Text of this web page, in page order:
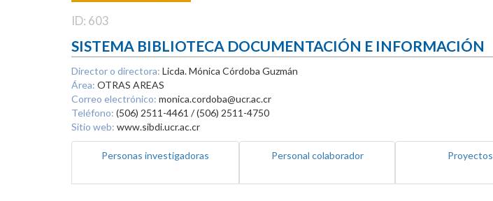
ID: 603
SISTEMA BIBLIOTECA DOCUMENTACIÓN E INFORMACIÓN
Director o directora: Licda. Mónica Córdoba Guzmán
Área: OTRAS AREAS
Correo electrónico: monica.cordoba@ucr.ac.cr
Teléfono: (506) 2511-4461 / (506) 2511-4750
Sitio web: www.sibdi.ucr.ac.cr
Personas investigadoras Personal colaborador Proyectos